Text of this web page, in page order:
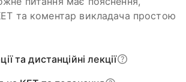
та коментар викладача простою
та дистанційні лекції